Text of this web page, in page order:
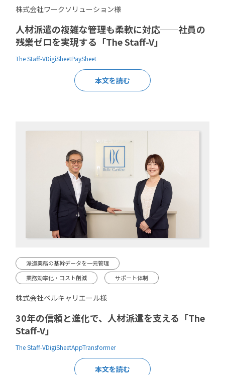
株式会社ワークソリューション様
人材派遣の複雑な管理も柔軟に対応──社員の
残業ゼロを実現する「The Staff-V」
The Staff-VDigiSheetPaySheet
本文を読む
派遣業務の基幹データを一元管理
業務効率化・コスト削減
サポート体制
株式会社ベルキャリエール様
30年の信頼と進化で、人材派遣を支える「The
Staff-V」
The Staff-VDigiSheetAppTransformer
本文を読む